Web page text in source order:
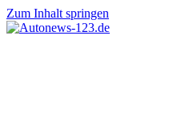
Zum Inhalt springen